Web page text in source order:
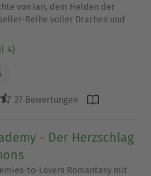
von Ian, dem Helden der
Reihe voller Drachen und
4)
27 Bewertungen
- Der Herzschlag
to-Lovers Romantasy mit